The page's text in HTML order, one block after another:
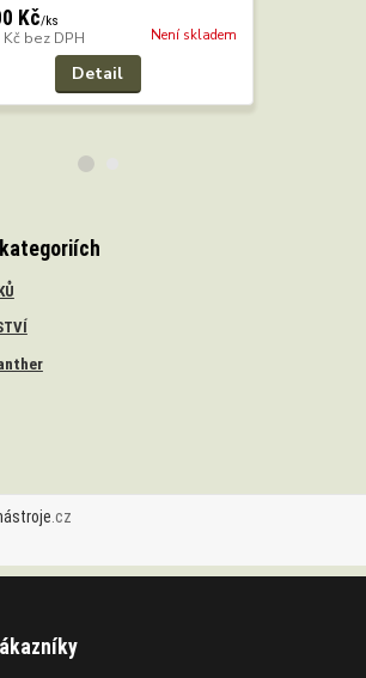
Kč/ks
Kč bez DPH Není skladem
Detail
.cz